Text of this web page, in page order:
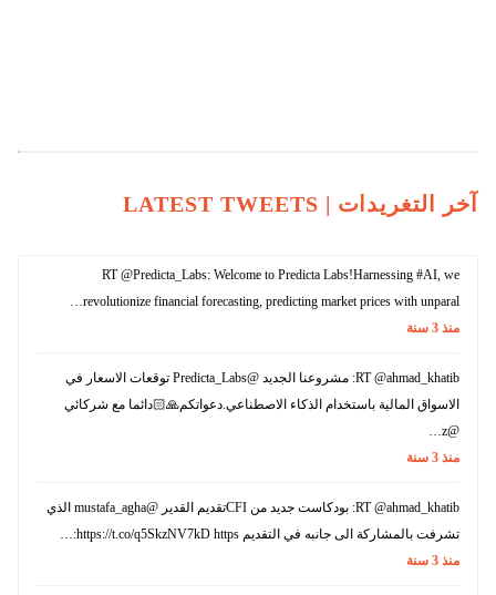
آخر التغريدات | LATEST TWEETS
RT @Predicta_Labs: Welcome to Predicta Labs!Harnessing #AI, we
revolutionize financial forecasting, predicting market prices with unparal…
منذ 3 سنة
RT @ahmad_khatib: مشروعنا الجديد @Predicta_Labs توقعات الاسعار في
الاسواق المالية باستخدام الذكاء الاصطناعي.دعواتكم🙏🏻دائما مع شركائي
@z…
منذ 3 سنة
RT @ahmad_khatib: بودكاست جديد من CFIتقديم القدير @mustafa_agha الذي
تشرفت بالمشاركة الى جانبه في التقديم https://t.co/q5SkzNV7kD https:…
منذ 3 سنة